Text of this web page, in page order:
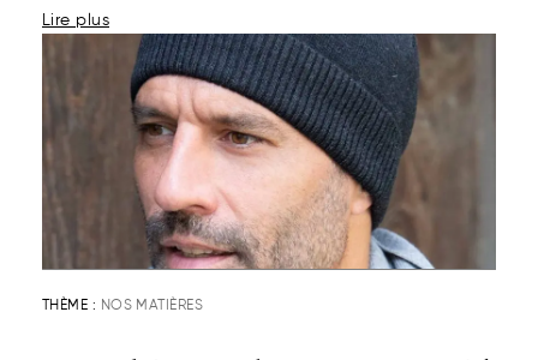
Lire plus
THÈME : NOS MATIÈRES